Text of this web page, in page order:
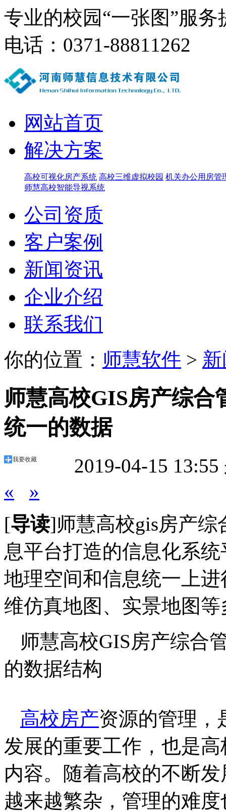
专业的校园“一张图”服务
电话：0371-88811262
网站首页
解决方案
高校可视化房产系统 高校三维虚拟校园 机关办公用房管
师慧高校智能导视系统
公司资质
客户案例
新闻资讯
企业介绍
联系我们
你的位置： 师慧软件 >
师慧高校GIS房产综合
统一的数据
2019-04-15 13:55
我要收藏
«
»
[导读]师慧高校gis房产综
息平台打造的信息化系
地理空间和信息统一上
维仿真地图、实景地图
师慧高校GIS房产综合
的数据结构
高校房产资源的管理，
发展的重要工作，也是
内容。随着高校的不断
越来越繁杂，管理的难